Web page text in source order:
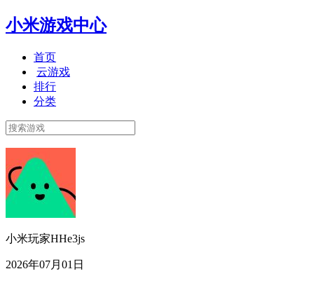
小米游戏中心
首页
云游戏
排行
分类
小米玩家HHe3js
2026年07月01日